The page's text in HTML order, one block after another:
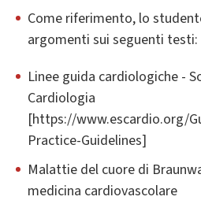
Come riferimento, lo
argomenti sui seguenti testi:
Linee guida cardiologiche -
Cardiologia
[https://www.escardio.org/
Practice-Guidelines]
Malattie del cuore di
medicina cardiovascolare